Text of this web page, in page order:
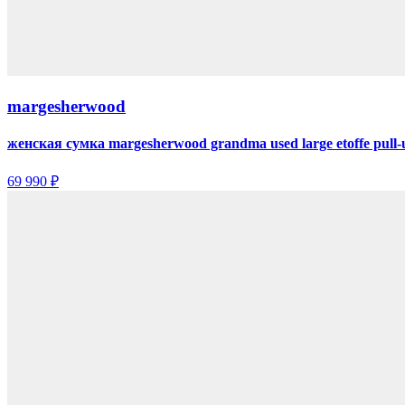
margesherwood
женская сумка margesherwood grandma used large etoffe pull-
69 990 ₽